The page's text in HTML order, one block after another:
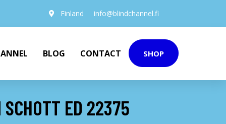
Finland info@blindchannel.fi
BLOG CONTACT SHOP
SCHOTT ED 22375